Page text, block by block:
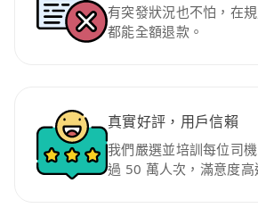
有突發狀況也不怕，在
都能全額退款。
真實好評，用戶信賴
我們嚴選並培訓每位司
過 50 萬人次，滿意度高